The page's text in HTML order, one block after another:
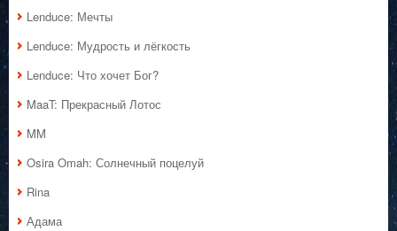
Lenduce: Мечты
Lenduce: Мудрость и лёгкость
Lenduce: Что хочет Бог?
MaaT: Прекрасный Лотос
MM
Osira Omah: Солнечный поцелуй
Rina
Адама